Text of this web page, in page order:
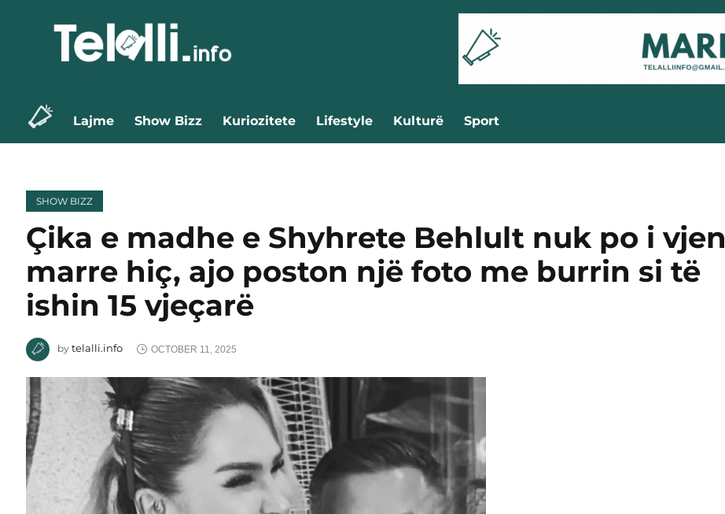
Lajme Show Bizz Kuriozitete Lifestyle Kulturë Sport
SHOW BIZZ
Çika e madhe e Shyhrete Behlult nuk po i vjen
marre hiç, ajo poston një foto me burrin si të
ishin 15 vjeçarë
bytelalli.info OCTOBER 11, 2025